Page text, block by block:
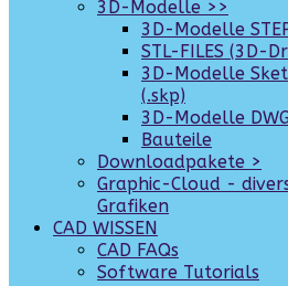
3D-Modelle >>
3D-Modelle
STL-FILES (3D-
3D-Modelle
(.skp)
3D-Modelle
Bauteile
Downloadpakete >
Graphic-Cloud -
Grafiken
CAD WISSEN
CAD FAQs
Software Tutorials